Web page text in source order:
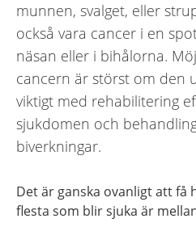
munnen, svalget, eller
också vara cancer i en
näsan eller i bihålorna.
cancern är störst om den
viktigt med rehabilitering
sjukdomen och
biverkningar.
Det är ganska ovanligt att få
flesta som blir sjuka är